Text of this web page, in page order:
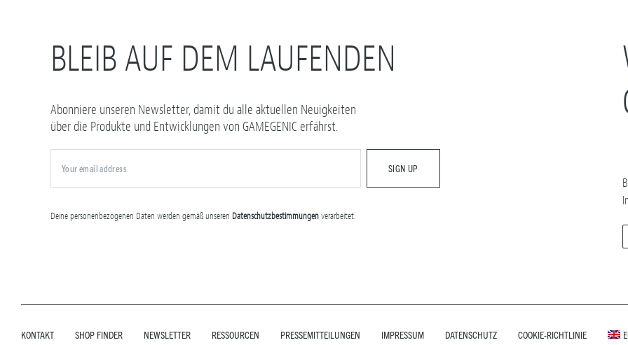
BLEIB AUF DEM LAUFENDEN
Abonniere unseren Newsletter, damit du alle aktuellen Neuigkeiten
über die Produkte und Entwicklungen von GAMEGENIC erfährst.
Deine personenbezogenen Daten werden gemäß unseren Datenschutzbestimmungenverarbeitet.
KONTAKT SHOP FINDER NEWSLETTER RESSOURCEN PRESSEMITTEILUNGEN IMPRESSUM DATENSCHUTZ COOKIE-RICHTLINIE